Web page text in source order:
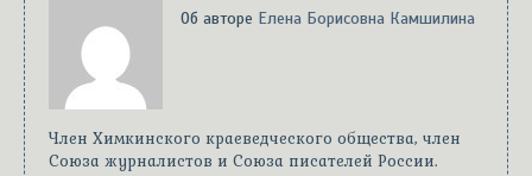
Об авторе Елена Борисовна Камшилина
Член Химкинского краеведческого общества, член
Союза журналистов и Союза писателей России.